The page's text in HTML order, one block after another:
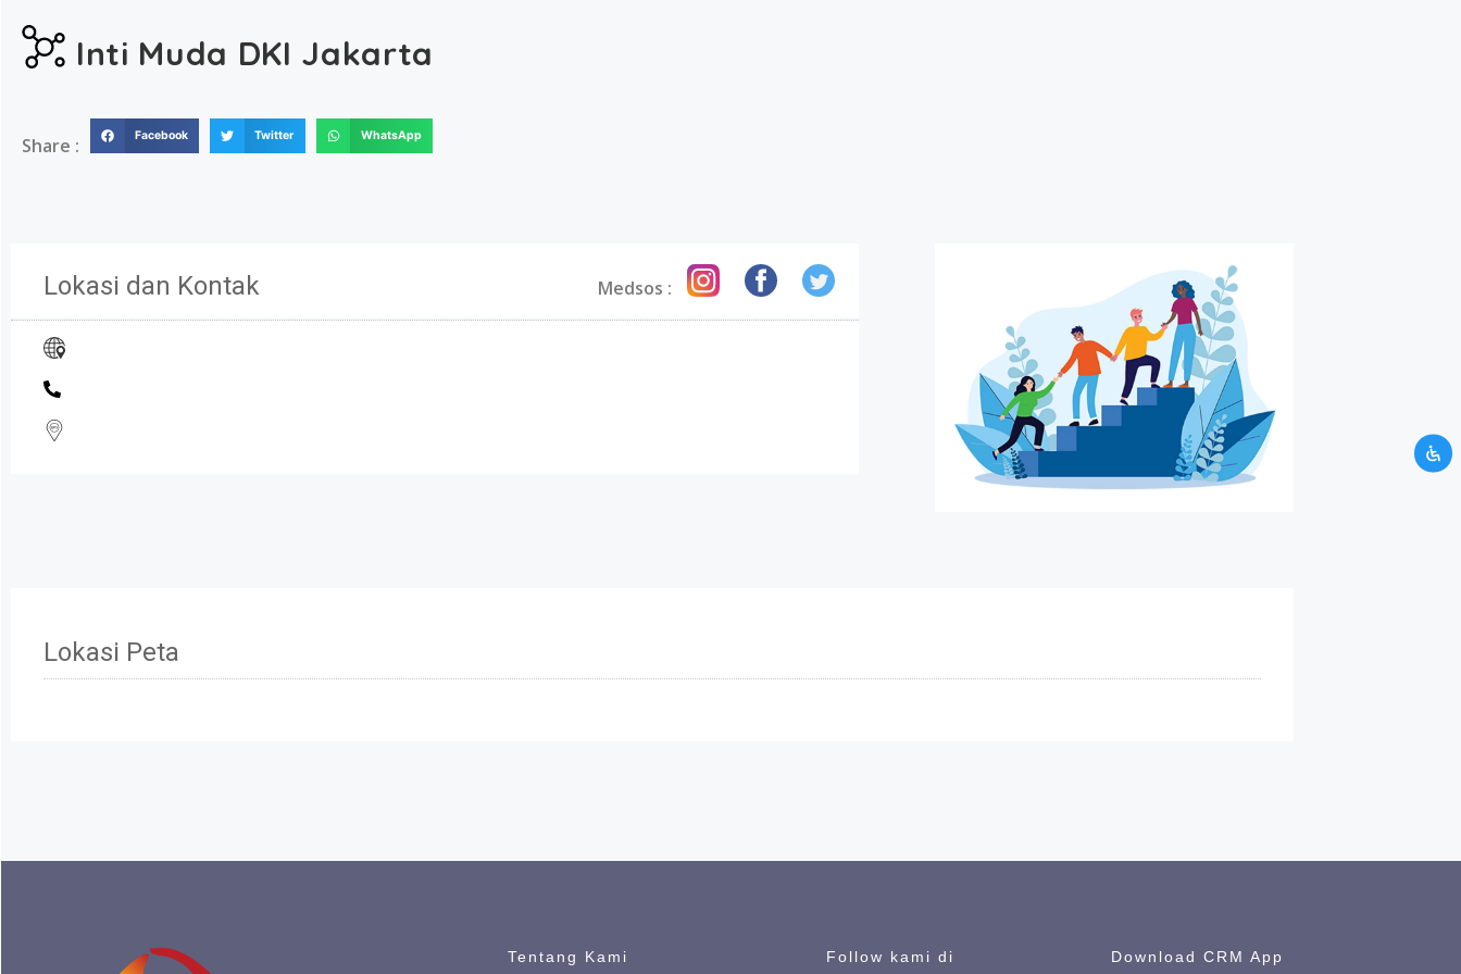
Inti Muda DKI Jakarta
Share : Facebook Twitter WhatsApp
Lokasi dan Kontak Medsos :
Lokasi Peta
Tentang Kami Follow kami di Download CRM App
USAHA TERBAIK KAMI UNTUK KAMU
TERIMA KASIH ATAS WAKTU
Mohon maaf data informasi yang kamu berikan tidak
memenuhi persyaratan kami. Silahkan hubungi kami
melalui layanan kontak CRM.